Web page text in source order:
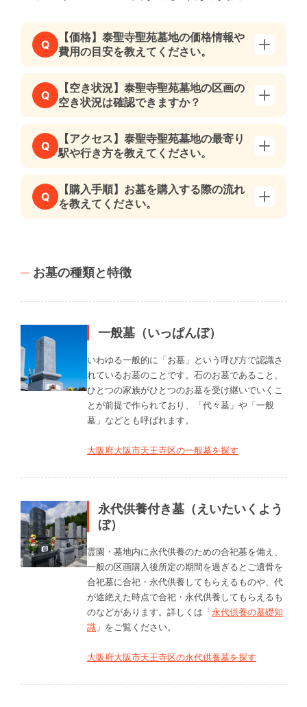
Q
【価格】泰聖寺聖苑墓地の価格情報や
費用の目安を教えてください。
Q
【空き状況】泰聖寺聖苑墓地の区画の
空き状況は確認できますか？
Q
【アクセス】泰聖寺聖苑墓地の最寄り
駅や行き方を教えてください。
Q
【購入手順】お墓を購入する際の流れ
を教えてください。
お墓の種類と特徴
一般墓（いっぱんぼ）
いわゆる一般的に「お墓」という呼び方で認識さ
れているお墓のことです。石のお墓であること、
ひとつの家族がひとつのお墓を受け継いでいくこ
とが前提で作られており、「代々墓」や「一般
墓」などとも呼ばれます。
大阪府大阪市天王寺区の一般墓を探す
永代供養付き墓（えいたいくよう
ぼ）
霊園・墓地内に永代供養のための合祀墓を備え、
一般の区画購入後所定の期間を過ぎるとご遺骨を
合祀墓に合祀・永代供養してもらえるものや、代
が途絶えた時点で合祀・永代供養してもらえるも
のなどがあります。詳しくは「永代供養の基礎知
識 」をご覧ください。
大阪府大阪市天王寺区の永代供養墓を探す